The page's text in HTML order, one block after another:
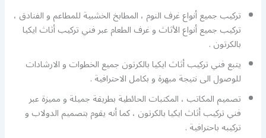
تركيب جميع أنواع غرف النوم ، المطابخ الخشبية للمطاعم و الفنادق ،
تركيب جميع أنواع الأثاث و غرف الطعام عبر فني تركيب أثاث ايكيا
بالكرتون .
يتبع فني تركيب أثاث ايكيا بالكرتون جميع الخطوات و الارشادات
للوصول الى نتيجة مبهرة و بكامل الاحترافية .
تصميم المكاتب ، المكتبات الحائطية بطريقة جميلة و مميزة عبر
فني تركيب أثاث ايكيا بالكرتون ، كما أنه يقوم بتصميم الدولاب و
تركيبه باحترافية .